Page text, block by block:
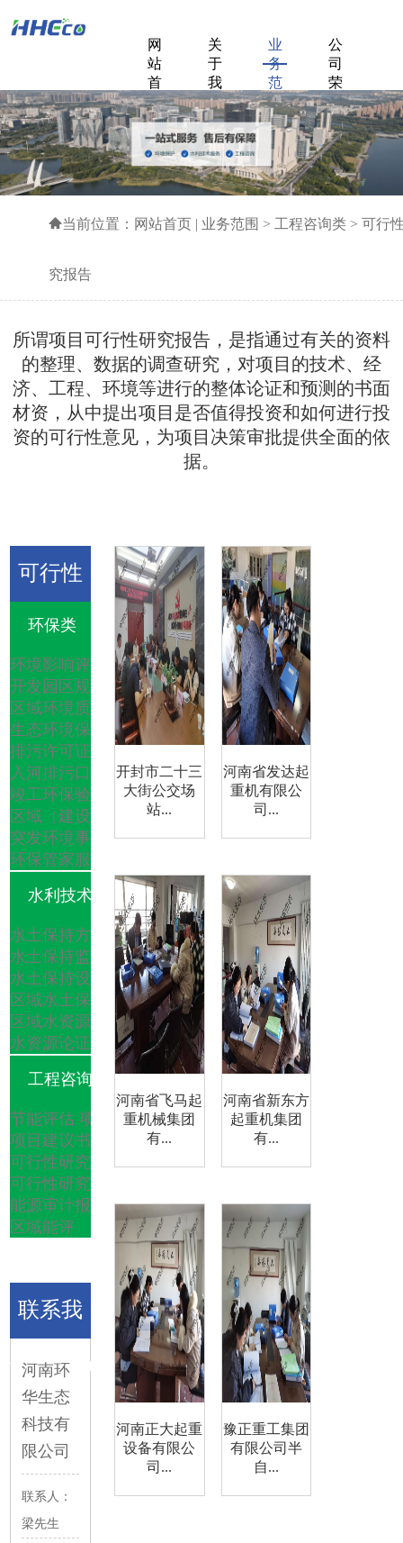
网
站
首
页
关
于
我
们
业
务
范
围
公
司
荣
誉
成
功
案
例
新
闻
中
心
联
系
我
们
当前位置： 网站首页| 业务范围 > 工程咨询类> 可行
究报告
所谓项目可行性研究报告，是指通过有关的资料
的整理、数据的调查研究，对项目的技术、经
济、工程、环境等进行的整体论证和预测的书面
材资，从中提出项目是否值得投资和如何进行投
资的可行性意见，为项目决策审批提供全面的依
据。
可行性
研究报
告/kexingxingyanjubaogao
环保类
环境影响评价
开发园区规划环评
区域环境质量评估
生态环境保护规划
排污许可证申报
入河排污口论证
竣工环保验收
区域（建设项目）生态调查
突发环境事件应急预案
环保管家服务
水利技术服务类
水土保持方案
水土保持监测
水土保持设施验收
区域水土保持方案
区域水资源论证
水资源论证
洪水影响评价
工程咨询类
节能评估 项目前期谋划
项目建议书
可行性研究报告
可行性研究报告评估
能源审计报告
节能诊断
区域能评
联系我
们/Contact
Us
河南环
华生态
科技有
限公司
联系人：
梁先生
开封市二十三
大街公交场
站...
河南省发达起
重机有限公
司...
河南省飞马起
重机械集团
有...
河南省新东方
起重机集团
有...
河南正大起重
设备有限公
司...
豫正重工集团
有限公司半
自...